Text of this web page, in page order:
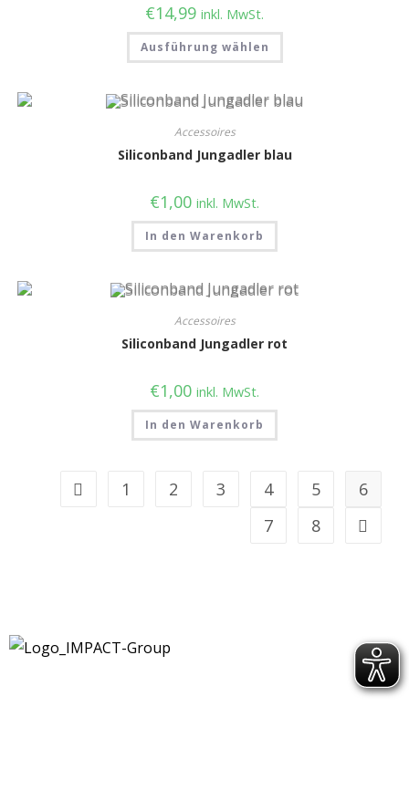
€14,99 inkl. MwSt.
Ausführung wählen
Accessoires
Siliconband Jungadler blau
€1,00 inkl. MwSt.
In den Warenkorb
Accessoires
Siliconband Jungadler rot
€1,00 inkl. MwSt.
In den Warenkorb
1 2 3 4 5
6
7
8